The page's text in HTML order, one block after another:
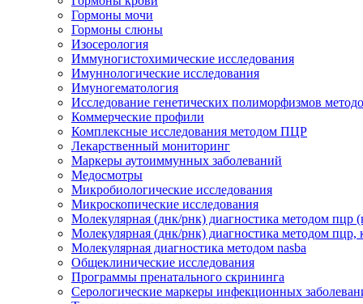
Гормоны мочи
Гормоны слюны
Изосерология
Иммуногистохимические исследования
Имуннологические исследования
Имуногематология
Исследование генетических полиморфизмов
Коммерческие профили
Комплексные исследования методом ПЦР
Лекарственный мониторинг
Маркеры аутоиммунных заболеваний
Медосмотры
Микробиологические исследования
Микроскопические исследования
Молекулярная (днк/рнк) диагностика методом пцр
Молекулярная (днк/рнк) диагностика методом пцр,
Молекулярная диагностика методом nasba
Общеклинические исследования
Программы пренатального скрининга
Серологические маркеры инфекционных